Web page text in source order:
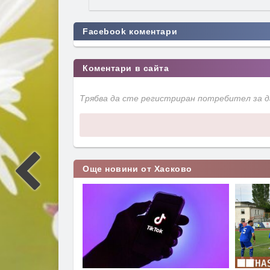
Facebook коментари
Коментари в сайта
Трябва да сте регистриран потребител
Още новини от Хасково